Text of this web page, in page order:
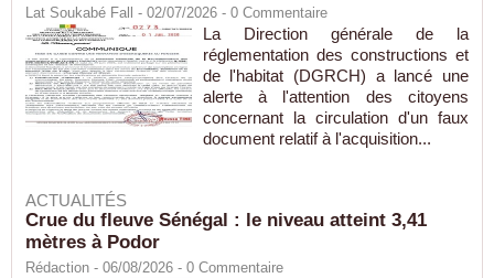
Lat Soukabé Fall - 02/07/2026 - 0 Commentaire
La Direction générale de la
réglementation des constructions et
de l'habitat (DGRCH) a lancé une
alerte à l'attention des citoyens
concernant la circulation d'un faux
document relatif à l'acquisition...
ACTUALITÉS
Crue du fleuve Sénégal : le niveau atteint 3,41
mètres à Podor
Rédaction - 06/08/2026 - 0 Commentaire